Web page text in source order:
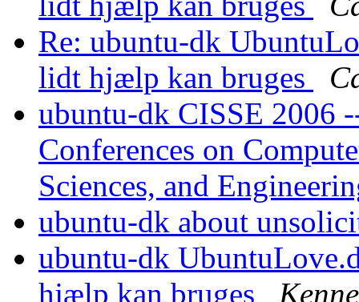
Re: ubuntu-dk
lidt hjælp kan bruges
ubuntu-dk CISSE 2006
Conferences on
Sciences, and
ubuntu-dk about
ubuntu-dk
hjælp kan bruges